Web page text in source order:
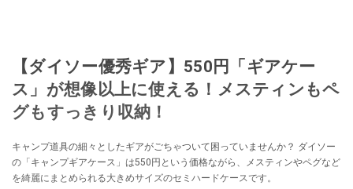
【ダイソー優秀ギア】550円「ギアケー
ス」が想像以上に使える！メスティンもペ
グもすっきり収納！
キャンプ道具の細々としたギアがごちゃついて困っていませんか？ ダイソー
の「キャンプギアケース」は550円という価格ながら、メスティンやペグなど
を綺麗にまとめられる大きめサイズのセミハードケースです。